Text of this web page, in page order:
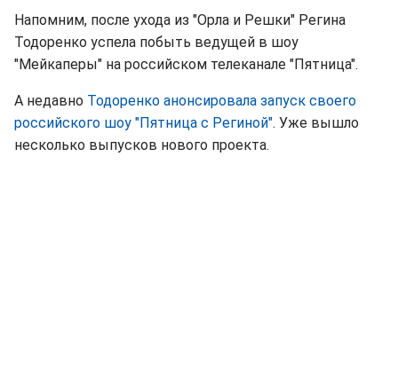
Напомним, после ухода из "Орла и Решки" Регина
Тодоренко успела побыть ведущей в шоу
"Мейкаперы" на российском телеканале "Пятница".
А недавно Тодоренко анонсировала запуск своего
российского шоу "Пятница с Региной". Уже вышло
несколько выпусков нового проекта.